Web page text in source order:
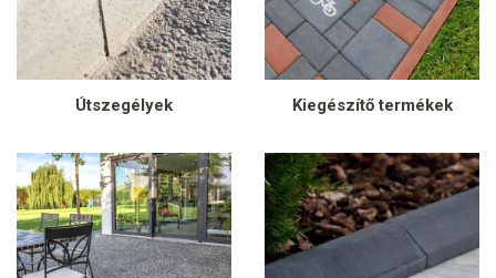
Útszegélyek Kiegészítő termékek